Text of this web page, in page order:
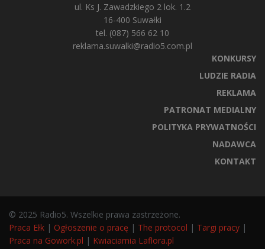
ul. Ks J. Zawadzkiego 2 lok. 1.2
16-400 Suwałki
tel. (087) 566 62 10
reklama.suwalki@radio5.com.pl
KONKURSY
LUDZIE RADIA
REKLAMA
PATRONAT MEDIALNY
POLITYKA PRYWATNOŚCI
NADAWCA
KONTAKT
© 2025 Radio5. Wszelkie prawa zastrzeżone.
Praca Ełk | Ogłoszenie o pracę | The protocol | Targi pracy |
Praca na Gowork.pl | Kwiaciarnia Laflora.pl